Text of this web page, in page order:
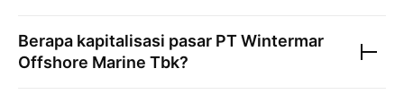
Berapa kapitalisasi pasar PT Wintermar
Offshore Marine Tbk?